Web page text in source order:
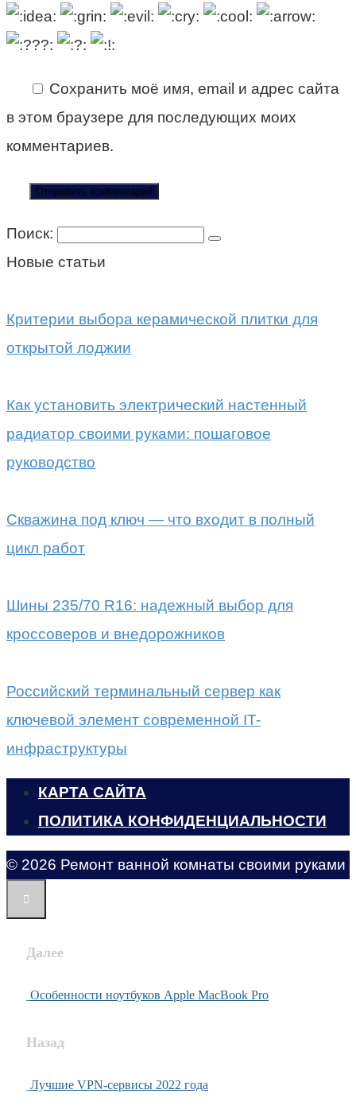
Сохранить моё имя, email и адрес сайта
в этом браузере для последующих моих
комментариев.
Поиск:
Новые статьи
Критерии выбора керамической плитки для
открытой лоджии
Как установить электрический настенный
радиатор своими руками: пошаговое
руководство
Скважина под ключ — что входит в полный
цикл работ
Шины 235/70 R16: надежный выбор для
кроссоверов и внедорожников
Российский терминальный сервер как
ключевой элемент современной IT-
инфраструктуры
КАРТА САЙТА
ПОЛИТИКА КОНФИДЕНЦИАЛЬНОСТИ
© 2026 Ремонт ванной комнаты своими руками
Далее
Особенности ноутбуков Apple MacBook Pro
Назад
Лучшие VPN-сервисы 2022 года